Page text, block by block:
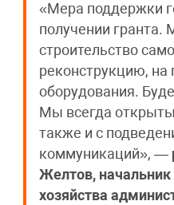
«Мера поддержки
получении гранта.
строительство
реконструкцию, на
оборудования.
Мы всегда открыты
также и с
коммуникаций», —
Желтов, начальник
хозяйства